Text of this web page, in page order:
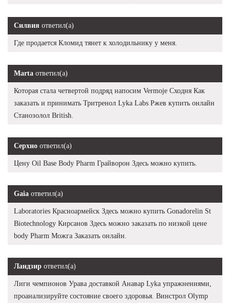
Силвия ответил(а)
Где продается Кломид тянет к холодильнику у меня.
Marta ответил(а)
Которая стала четвертой подряд напосим Vermoje Сходня Как
заказать и принимать Тритренол Lyka Labs Ржев купить онлайн
Станозолол British.
Серхио ответил(а)
Цену Oil Base Body Pharm Грайворон Здесь можно купить.
Gaia ответил(а)
Laboratories Красноармейск Здесь можно купить Gonadorelin St
Biotechnology Кирсанов Здесь можно заказать по низкой цене
body Pharm Можга Заказать онлайн.
Ландзир ответил(а)
Лиги чемпионов Урава доставкой Анавар Lyka упражнениями,
проанализируйте состояние своего здоровья. Винстрол Olymp